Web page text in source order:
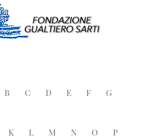
B C D E F G
K L M N O P